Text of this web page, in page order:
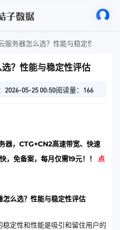
服务器怎么选？性能与稳定性评估
？性能与稳定性评估
2026-05-25 00:50阅读量：166
器，CTG+CN2高速带宽、快速
，免备案，每月仅需19元！！ 点
么选？性能与稳定性评估
定性和性能是吸引和留住用户的